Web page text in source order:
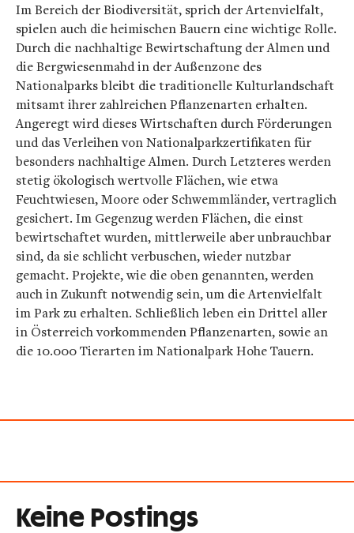
Im Bereich der Biodiversität, sprich der Artenvielfalt,
spielen auch die heimischen Bauern eine wichtige Rolle.
Durch die nachhaltige Bewirtschaftung der Almen und
die Bergwiesenmahd in der Außenzone des
Nationalparks bleibt die traditionelle Kulturlandschaft
mitsamt ihrer zahlreichen Pflanzenarten erhalten.
Angeregt wird dieses Wirtschaften durch Förderungen
und das Verleihen von Nationalparkzertifikaten für
besonders nachhaltige Almen. Durch Letzteres werden
stetig ökologisch wertvolle Flächen, wie etwa
Feuchtwiesen, Moore oder Schwemmländer, vertraglich
gesichert. Im Gegenzug werden Flächen, die einst
bewirtschaftet wurden, mittlerweile aber unbrauchbar
sind, da sie schlicht verbuschen, wieder nutzbar
gemacht. Projekte, wie die oben genannten, werden
auch in Zukunft notwendig sein, um die Artenvielfalt
im Park zu erhalten. Schließlich leben ein Drittel aller
in Österreich vorkommenden Pflanzenarten, sowie an
die 10.000 Tierarten im Nationalpark Hohe Tauern.
Keine Postings